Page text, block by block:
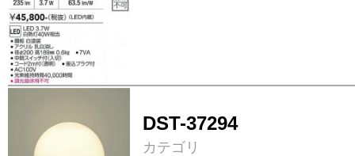
DST-37294
カテゴリ